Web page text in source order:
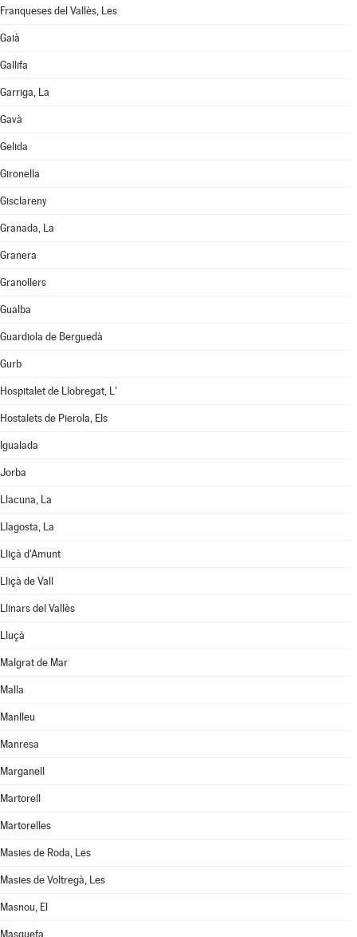
Franqueses del Vallès, Les
Gaià
Gallifa
Garriga, La
Gavà
Gelida
Gironella
Gisclareny
Granada, La
Granera
Granollers
Gualba
Guardiola de Berguedà
Gurb
Hospitalet de Llobregat, L'
Hostalets de Pierola, Els
Igualada
Jorba
Llacuna, La
Llagosta, La
Lliçà d'Amunt
Lliçà de Vall
Llinars del Vallès
Lluçà
Malgrat de Mar
Malla
Manlleu
Manresa
Marganell
Martorell
Martorelles
Masies de Roda, Les
Masies de Voltregà, Les
Masnou, El
Masquefa